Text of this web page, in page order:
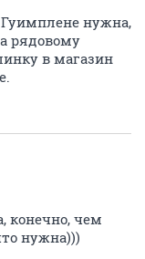
нужна,
рядовому
в магазин
конечно, чем
нужна)))